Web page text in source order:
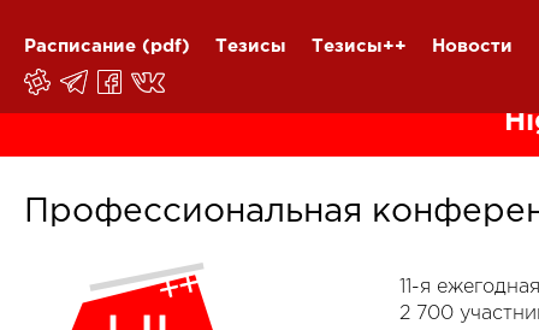
Расписание (pdf) Тезисы Тезисы++ Новости
Профессиональная
11-я
2 700